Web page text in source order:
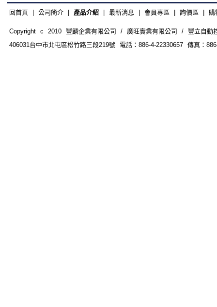
回首頁 公司簡介| 產品介紹| 最新消息 會員專區 詢價區 購
Copyright c 2010 豐麟企業有限公司 / 廣旺實業有限公司 / 豐立自動
406031台中市北屯區松竹路三段219號 電話：886-4-22330657 傳真：